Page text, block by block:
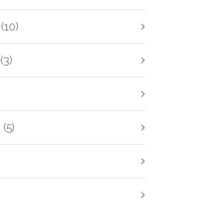
(10)
(3)
(5)